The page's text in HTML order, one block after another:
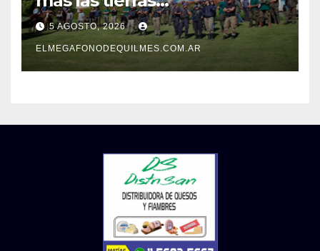
extranjerizadas que el
patrimonio de todos los
argentinos?
5 AGOSTO, 2026
ELMEGAFONODEQUILMES.COM.AR